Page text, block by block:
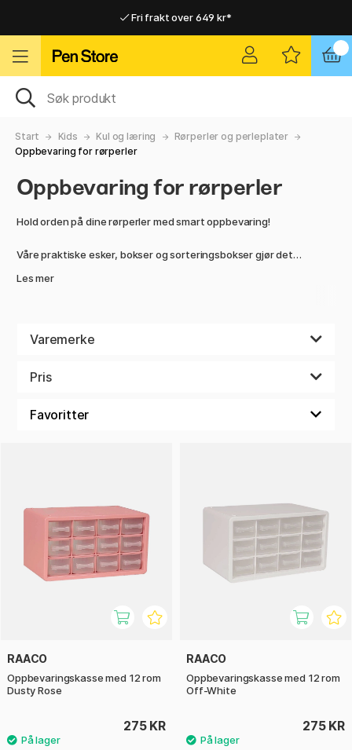
Fri frakt over 649 kr*
Raskt til dør eller utleveringssted
Raskt til dør eller utleveringssted
Start Kids Kul og læring
Rørperler og perleplater
Oppbevaring for rørperler
Oppbevaring for rørperler
Hold orden på dine rørperler med smart oppbevaring!
Våre praktiske esker, bokser og sorteringsbokser gjør det
klart for neste kreative pysselstund!
Les mer
Varemerke
Pris
RAACO
Oppbevaringskasse med 12 rom
Dusty Rose
275 KR
RAACO
Oppbevaringskasse med 12 rom
Off-White
275 KR